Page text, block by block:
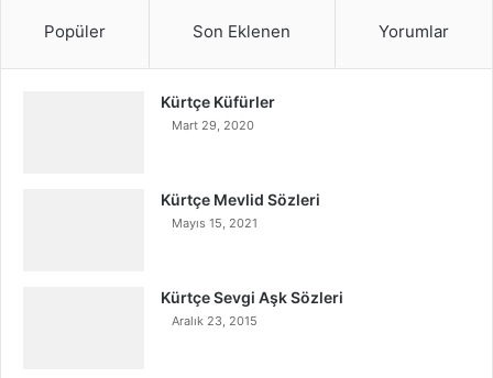
Popüler Son Eklenen Yorumlar
Kürtçe Küfürler
Mart 29, 2020
Kürtçe Mevlid Sözleri
Mayıs 15, 2021
Kürtçe Sevgi Aşk Sözleri
Aralık 23, 2015